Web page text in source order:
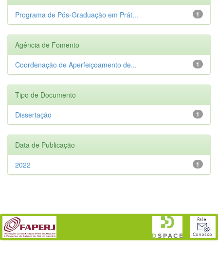
1
Programa de Pós-Graduação em Prát...
Agência de Fomento
1
Coordenação de Aperfeiçoamento de...
Tipo de Documento
1
Dissertação
Data de Publicação
1
2022